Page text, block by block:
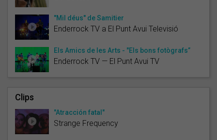
"Mil déus" de Samitier
Enderrock TV a El Punt Avui Televisió
Els Amics de les Arts - "Els bons fotògrafs”
Enderrock TV — El Punt Avui TV
Clips
"Atracción fatal"
Strange Frequency